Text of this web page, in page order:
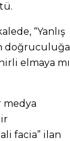
“Yanlış
doğruculuğa
elmaya mı
medya
facia” ilan